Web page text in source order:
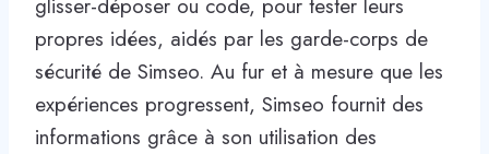
glisser-déposer ou code, pour tester leurs
propres idées, aidés par les garde-corps de
sécurité de Simseo. Au fur et à mesure que les
expériences progressent, Simseo fournit des
informations grâce à son utilisation des